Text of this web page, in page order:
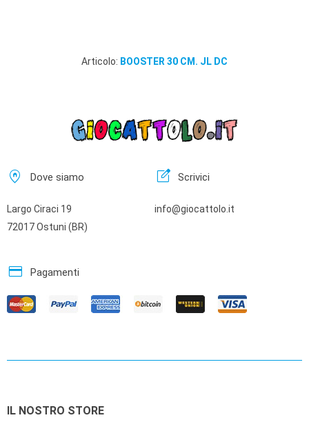
Articolo: BOOSTER 30 CM. JL DC
home_pin Dove siamo
Largo Ciraci 19
72017 Ostuni (BR)
edit_square Scrivici
info@giocattolo.it
credit_card Pagamenti
IL NOSTRO STORE